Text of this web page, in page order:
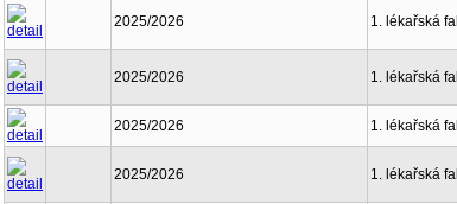
2025/2026 1. lékařská
2025/2026 1. lékařská
2025/2026 1. lékařská
2025/2026 1. lékařská